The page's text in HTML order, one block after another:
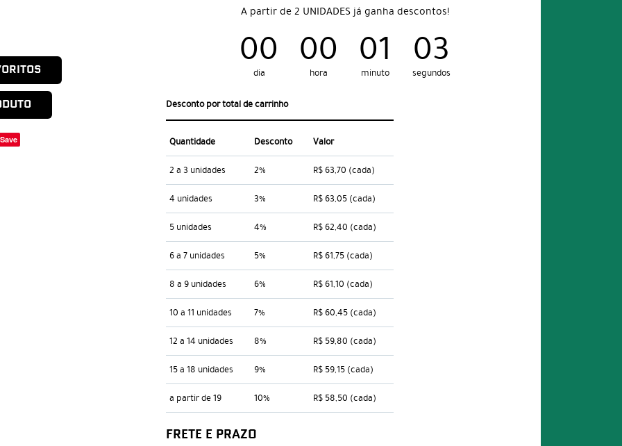
Save
A partir de 2 UNIDADES já ganha descontos!
00
dia 00
hora 01
minuto 02
segundos
Desconto por total de carrinho
Quantidade Desconto Valor
2 a 3 unidades 2% R$ 63,70 (cada)
4 unidades 3% R$ 63,05 (cada)
5 unidades 4% R$ 62,40 (cada)
6 a 7 unidades 5% R$ 61,75 (cada)
8 a 9 unidades 6% R$ 61,10 (cada)
10 a 11 unidades 7% R$ 60,45 (cada)
12 a 14 unidades 8% R$ 59,80 (cada)
15 a 18 unidades 9% R$ 59,15 (cada)
a partir de 19 10% R$ 58,50 (cada)
FRETE E PRAZO